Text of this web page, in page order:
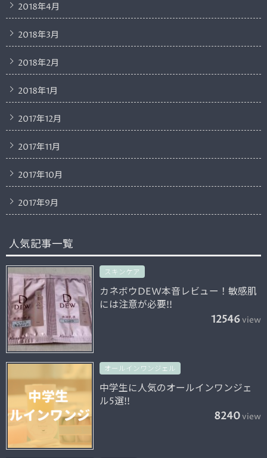
2018年4月
2018年3月
2018年2月
2018年1月
2017年12月
2017年11月
2017年10月
2017年9月
人気記事一覧
スキンケア
カネボウDEW本音レビュー！敏感肌
には注意が必要!!
12546view
オールインワンジェル
中学生に人気のオールインワンジェ
ル5選!!
8240view